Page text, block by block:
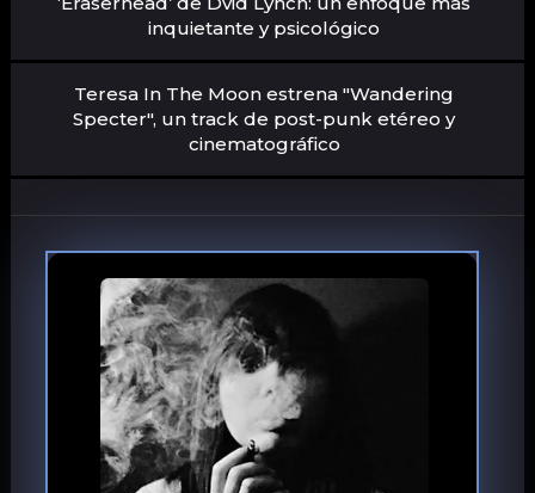
inquietante y psicológico
Teresa In The Moon estrena "Wandering
Specter", un track de post-punk etéreo y
cinematográfico